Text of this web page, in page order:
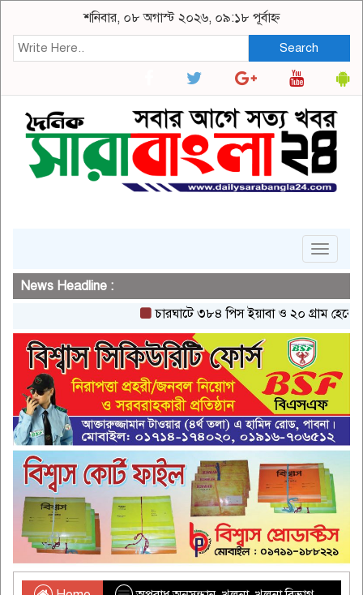
শনিবার, ০৮ অগাস্ট ২০২৬, ০৯:১৮ পূর্বাহ্ন
Search
Toggle
News Headline :
চারঘাটে ৩৮৪ পিস ইয়াবা ও ২০ গ্রাম হেরোইনসহ